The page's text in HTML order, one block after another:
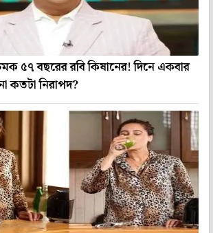
৫৭ বছরের রবি কিষানের! দিনে একবার
কতটা নিরাপদ?